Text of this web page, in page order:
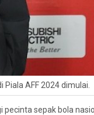
AFF 2024 dimulai.
pecinta sepak bola